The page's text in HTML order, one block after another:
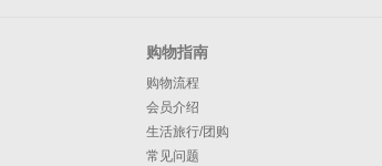
购物指南
购物流程
会员介绍
生活旅行/团购
常见问题